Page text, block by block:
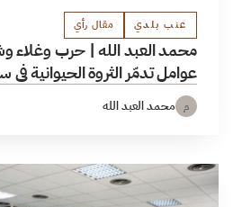
عنب بلدي مقال رأي
محمد العبد الله | حرب وغلاء
عوامل تدمّر الثروة الحيوانية في
م محمد العبد الله